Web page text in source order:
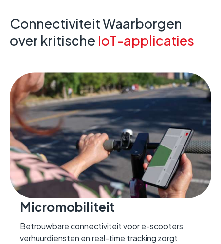
Connectiviteit Waarborgen
over kritische IoT-applicaties
Micromobiliteit
Betrouwbare connectiviteit voor e-scooters,
verhuurdiensten en real-time tracking zorgt